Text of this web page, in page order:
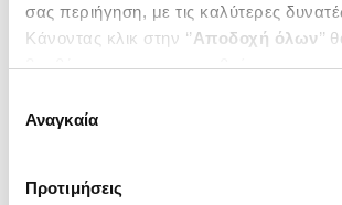
σας περιήγηση, με τις καλύτερες
Κάνοντας κλικ στην ‘’Αποδοχή όλων’’
βοηθήσετε να ανταποκριθούμε στα
ενδιαφέρουν και να επιλέξετε από τα
΄΄και να
συγκατάθεσης
Αναγκαία
Προτιμήσεις
(0